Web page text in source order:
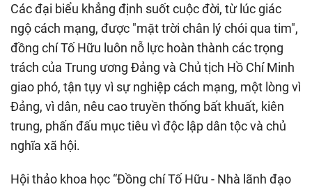
Các đại biểu khẳng định suốt cuộc đời, từ lúc giác
ngộ cách mạng, được "mặt trời chân lý chói qua tim",
đồng chí Tố Hữu luôn nỗ lực hoàn thành các trọng
trách của Trung ương Đảng và Chủ tịch Hồ Chí Minh
giao phó, tận tụy vì sự nghiệp cách mạng, một lòng vì
Đảng, vì dân, nêu cao truyền thống bất khuất, kiên
trung, phấn đấu mục tiêu vì độc lập dân tộc và chủ
nghĩa xã hội.
Hội thảo khoa học “Đồng chí Tố Hữu - Nhà lãnh đạo